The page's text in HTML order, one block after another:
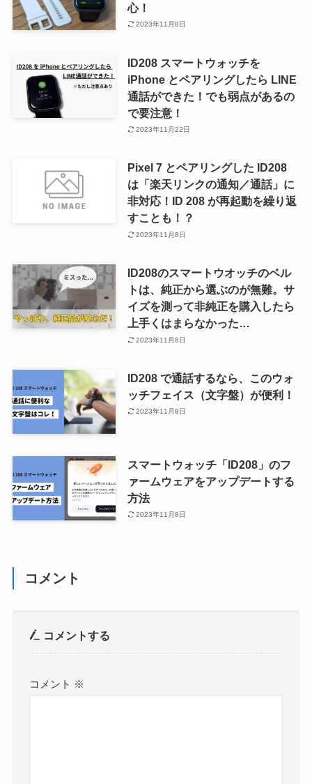
心！
2023年11月8日
ID208 スマートウォッチを
iPhone とペアリングしたら LINE
通話ができた！でも弱点があるの
で要注意！
2023年11月22日
Pixel 7 とペアリングした ID208
は「楽天リンクの通知／通話」に
非対応！ID 208 が再起動を繰り返
すことも！？
2023年11月8日
ID208のスマートウオッチのベル
トは、純正から選ぶのが無難。サ
イズを測って非純正を購入したら
上手くはまらなかった…
2023年11月8日
ID208 で通話するなら、このウォ
ッチフェイス（文字盤）が便利！
2023年11月8日
スマートウォッチ「ID208」のフ
ァームウェアをアップデートする
方法
2023年11月8日
コメント
コメントする
コメント ※